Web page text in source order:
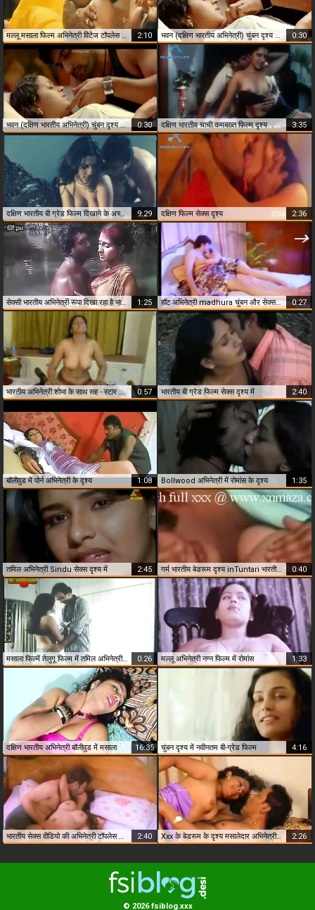
मल्लू मसाला फिल्म अभिनेत्री विंटेज टॉपलेस सेक्स दृश्य 2:10 भवन (दक्षिण भारतीय अभिनेत्री) चुंबन दृश्य fsiblog.desi 0:30
भवन (दक्षिण भारतीय अभिनेत्री) चुंबन दृश्य fsiblog.desi 0:30 दक्षिण भारतीय चाची कमबख्त फिल्म दृश्य 3:35
दक्षिण भारतीय बी ग्रेड फिल्म दिखाने के अच्छा सेक्स दृश्य 9:29 दक्षिण फिल्म सेक्स दृश्य 2:36
सेक्सी भारतीय अभिनेत्री रूपा दिखा रहा है भारतीय फिल्म में 1:25 हॉट अभिनेत्री madhura चुंबन और सेक्स में भारतीय फिल्म 0:27
भारतीय अभिनेत्री शोभा के साथ सह - स्टार फिल्म में 0:57 भारतीय बी ग्रेड फिल्म सेक्स दृश्य में 2:40
बॉलीवुड में पोर्न अभिनेत्री के दृश्य 1:08 Bollwood अभिनेत्री में रोमांस के दृश्य 1:35
तमिल अभिनेत्री Sindu सेक्स दृश्य में 2:45 गर्म भारतीय बेडरूम दृश्य inTuntari भारतीय फिल्म 0:40
मसाला फिल्में तेलुगू फिल्म में तमिल अभिनेत्री mallu निपल्स दबाने अनुसूचित जाति 0:26 मल्लू अभिनेत्री नग्न फिल्म में रोमांस 1:33
दक्षिण भारतीय अभिनेत्री बॉलीवुड में मसाला 16:35 चुंबन दृश्य में नवीनतम बी-ग्रेड फिल्म 4:16
भारतीय सेक्स वीडियो की अभिनेत्री टॉपलेस दृश्य 2:40 Xxx के बेडरूम के दृश्य मसालेदार अभिनेत्री, मुफ्त, भारतीय, घर सेक्स 2:26
© 2026 fsiblog.xxx